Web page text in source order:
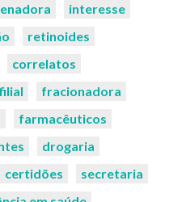
interesse
retinoides
correlatos
filial
fracionadora
farmacêuticos
drogaria
certidões
secretaria